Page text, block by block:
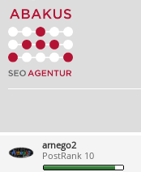
arnego2
PostRank 10